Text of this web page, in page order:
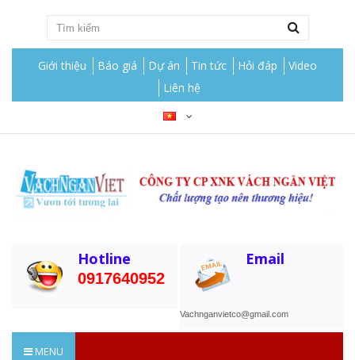
Giới thiệu Báo giá Dự án Tin tức Hỏi đáp
Video
Liên hệ
Hotline
0917640952
Email
Vachnganvietco@gmail.com
MENU